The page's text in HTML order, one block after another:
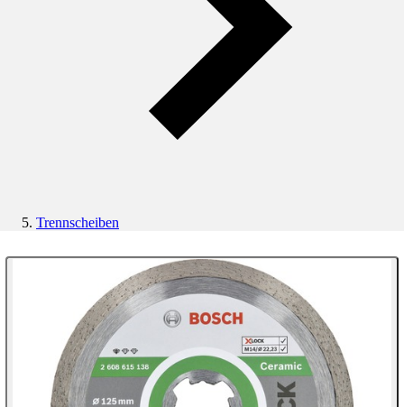
Trennscheiben